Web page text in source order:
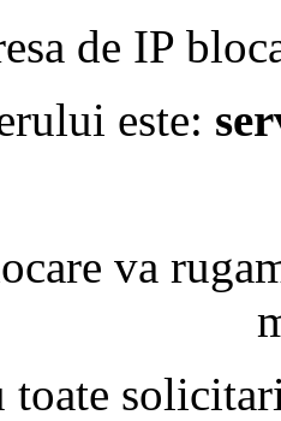
de IP
este:
va